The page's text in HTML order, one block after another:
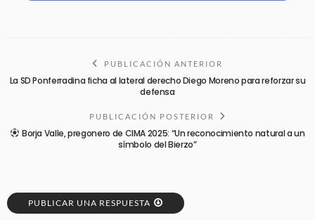
PUBLICACIÓN ANTERIOR
La SD Ponferradina ficha al lateral derecho Diego Moreno para reforzar su
defensa
PUBLICACIÓN POSTERIOR
Borja Valle, pregonero de CIMA 2025: “Un reconocimiento natural a un
símbolo del Bierzo”
PUBLICAR UNA RESPUESTA